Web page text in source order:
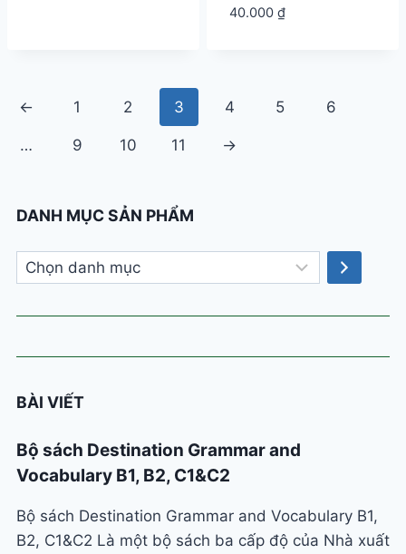
40.000 ₫
← 1 2 3 4 5 6
… 9 10 11 →
DANH MỤC SẢN PHẨM
Chọn
danh
mục
BÀI VIẾT
Bộ sách Destination Grammar and
Vocabulary B1, B2, C1&C2
Bộ sách Destination Grammar and Vocabulary B1,
B2, C1&C2 Là một bộ sách ba cấp độ của Nhà xuất